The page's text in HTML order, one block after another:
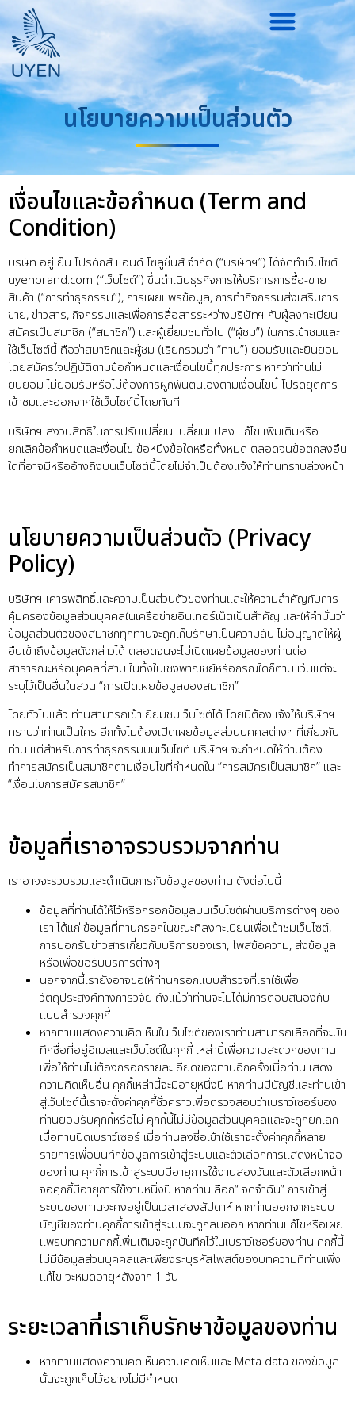
นโยบายความเป็นส่วนตัว
เงื่อนไขและข้อกำหนด (Term and
Condition)
บริษัท อยู่เย็น โปรดักส์ แอนด์ โซลูชั่นส์ จำกัด (“บริษัทฯ”) ได้จัดทำเว็บไซต์
uyenbrand.com (“เว็บไซต์”) ขึ้นดำเนินธุรกิจการให้บริการการซื้อ-ขาย
สินค้า (“การทำธุรกรรม”), การเผยแพร่ข้อมูล, การทำกิจกรรมส่งเสริมการ
ขาย, ข่าวสาร, กิจกรรมและเพื่อการสื่อสารระหว่างบริษัทฯ กับผู้ลงทะเบียน
สมัครเป็นสมาชิก (“สมาชิก”) และผู้เยี่ยมชมทั่วไป (“ผู้ชม”) ในการเข้าชมและ
ใช้เว็บไซต์นี้ ถือว่าสมาชิกและผู้ชม (เรียกรวมว่า “ท่าน”) ยอมรับและยินยอม
โดยสมัครใจปฏิบัติตามข้อกำหนดและเงื่อนไขนี้ทุกประการ หากว่าท่านไม่
ยินยอม ไม่ยอมรับหรือไม่ต้องการผูกพันตนเองตามเงื่อนไขนี้ โปรดยุติการ
เข้าชมและออกจากใช้เว็บไซต์นี้โดยทันที
บริษัทฯ สงวนสิทธิในการปรับเปลี่ยน เปลี่ยนแปลง แก้ไข เพิ่มเติมหรือ
ยกเลิกข้อกำหนดและเงื่อนไข ข้อหนึ่งข้อใดหรือทั้งหมด ตลอดจนข้อตกลงอื่น
ใดที่อาจมีหรืออ้างถึงบนเว็บไซต์นี้โดยไม่จำเป็นต้องแจ้งให้ท่านทราบล่วงหน้า
นโยบายความเป็นส่วนตัว (Privacy
Policy)
บริษัทฯ เคารพสิทธิ์และความเป็นส่วนตัวของท่านและให้ความสำคัญกับการ
คุ้มครองข้อมูลส่วนบุคคลในเครือข่ายอินเทอร์เน็ตเป็นสำคัญ และให้คำมั่นว่า
ข้อมูลส่วนตัวของสมาชิกทุกท่านจะถูกเก็บรักษาเป็นความลับ ไม่อนุญาตให้ผู้
อื่นเข้าถึงข้อมูลดังกล่าวได้ ตลอดจนจะไม่เปิดเผยข้อมูลของท่านต่อ
สาธารณะหรือบุคคลที่สาม ในทั้งในเชิงพาณิชย์หรือกรณีใดก็ตาม เว้นแต่จะ
ระบุไว้เป็นอื่นในส่วน “การเปิดเผยข้อมูลของสมาชิก”
โดยทั่วไปแล้ว ท่านสามารถเข้าเยี่ยมชมเว็บไซต์ได้ โดยมิต้องแจ้งให้บริษัทฯ
ทราบว่าท่านเป็นใคร อีกทั้งไม่ต้องเปิดเผยข้อมูลส่วนบุคคลต่างๆ ที่เกี่ยวกับ
ท่าน แต่สำหรับการทำธุรกรรมบนเว็บไซต์ บริษัทฯ จะกำหนดให้ท่านต้อง
ทำการสมัครเป็นสมาชิกตามเงื่อนไขที่กำหนดใน “การสมัครเป็นสมาชิก” และ
“เงื่อนไขการสมัครสมาชิก”
ข้อมูลที่เราอาจรวบรวมจากท่าน
เราอาจจะรวบรวมและดำเนินการกับข้อมูลของท่าน ดังต่อไปนี้
ข้อมูลที่ท่านได้ให้ไว้หรือกรอกข้อมูลบนเว็บไซต์ผ่านบริการต่างๆ ของ
เรา ได้แก่ ข้อมูลที่ท่านกรอกในขณะที่ลงทะเบียนเพื่อเข้าชมเว็บไซต์,
การบอกรับข่าวสารเกี่ยวกับบริการของเรา, โพสข้อความ, ส่งข้อมูล
หรือเพื่อขอรับบริการต่างๆ
นอกจากนี้เรายังอาจขอให้ท่านกรอกแบบสำรวจที่เราใช้เพื่อ
วัตถุประสงค์ทางการวิจัย ถึงแม้ว่าท่านจะไม่ได้มีการตอบสนองกับ
แบบสำรวจคุกกี้
หากท่านแสดงความคิดเห็นในเว็บไซต์ของเราท่านสามารถเลือกที่จะบัน
ทึกชื่อที่อยู่อีเมลและเว็บไซต์ในคุกกี้ เหล่านี้เพื่อความสะดวกของท่าน
เพื่อให้ท่านไม่ต้องกรอกรายละเอียดของท่านอีกครั้งเมื่อท่านแสดง
ความคิดเห็นอื่น คุกกี้เหล่านี้จะมีอายุหนึ่งปี หากท่านมีบัญชีและท่านเข้า
สู่เว็บไซต์นี้เราจะตั้งค่าคุกกี้ชั่วคราวเพื่อตรวจสอบว่าเบราว์เซอร์ของ
ท่านยอมรับคุกกี้หรือไม่ คุกกี้นี้ไม่มีข้อมูลส่วนบุคคลและจะถูกยกเลิก
เมื่อท่านปิดเบราว์เซอร์ เมื่อท่านลงชื่อเข้าใช้เราจะตั้งค่าคุกกี้หลาย
รายการเพื่อบันทึกข้อมูลการเข้าสู่ระบบและตัวเลือกการแสดงหน้าจอ
ของท่าน คุกกี้การเข้าสู่ระบบมีอายุการใช้งานสองวันและตัวเลือกหน้า
จอคุกกี้มีอายุการใช้งานหนึ่งปี หากท่านเลือก“ จดจำฉัน” การเข้าสู่
ระบบของท่านจะคงอยู่เป็นเวลาสองสัปดาห์ หากท่านออกจากระบบ
บัญชีของท่านคุกกี้การเข้าสู่ระบบจะถูกลบออก หากท่านแก้ไขหรือเผย
แพร่บทความคุกกี้เพิ่มเติมจะถูกบันทึกไว้ในเบราว์เซอร์ของท่าน คุกกี้นี้
ไม่มีข้อมูลส่วนบุคคลและเพียงระบุรหัสโพสต์ของบทความที่ท่านเพิ่ง
แก้ไข จะหมดอายุหลังจาก 1 วัน
ระยะเวลาที่เราเก็บรักษาข้อมูลของท่าน
หากท่านแสดงความคิดเห็นความคิดเห็นและ Meta data ของข้อมูล
นั้นจะถูกเก็บไว้อย่างไม่มีกำหนด